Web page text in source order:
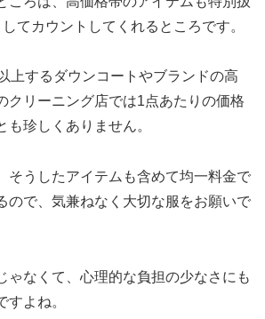
てカウントしてくれるところです。
上するダウンコートやブランドの高
クリーニング店では1点あたりの価格
も珍しくありません。
そうしたアイテムも含めて均一料金で
ので、気兼ねなく大切な服をお願いで
ゃなくて、心理的な負担の少なさにも
すよね。